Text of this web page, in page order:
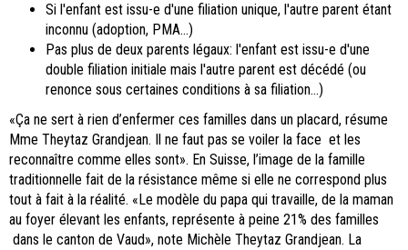
Si l'enfant est issu-e d'une filiation unique, l'autre parent étant
inconnu (adoption, PMA...)
Pas plus de deux parents légaux: l'enfant est issu-e d'une
double filiation initiale mais l'autre parent est décédé (ou
renonce sous certaines conditions à sa filiation...)
«Ça ne sert à rien d’enfermer ces familles dans un placard, résume
Mme Theytaz Grandjean. Il ne faut pas se voiler la face et les
reconnaître comme elles sont». En Suisse, l’image de la famille
traditionnelle fait de la résistance même si elle ne correspond plus
tout à fait à la réalité. «Le modèle du papa qui travaille, de la maman
au foyer élevant les enfants, représente à peine 21% des familles
dans le canton de Vaud», note Michèle Theytaz Grandjean. La